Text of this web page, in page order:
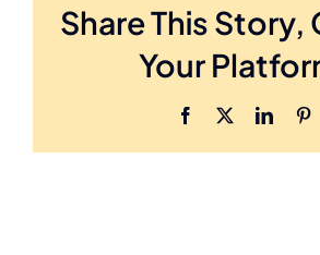
Share This Story,
Your
Facebook